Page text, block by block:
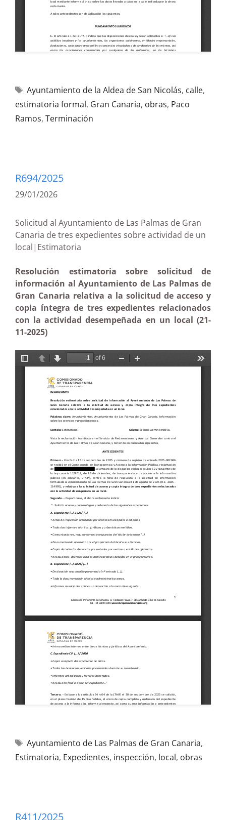
Ayuntamiento de la Aldea de San Nicolás, calle,
estimatoria formal, Gran Canaria, obras, Paco
Ramos, Terminación
R694/2025
29/01/2026
Solicitud al Ayuntamiento de Las Palmas de Gran
Canaria de tres expedientes sobre actividad de un
local|Estimatoria
Resolución estimatoria sobre solicitud de
información al Ayuntamiento de Las Palmas de
Gran Canaria relativa a la solicitud de acceso y
copia íntegra de tres expedientes relacionados
con la actividad desempeñada en un local (21-
11-2025)
Ayuntamiento de Las Palmas de Gran Canaria,
Estimatoria, Expedientes, inspección, local, obras
R411/2025